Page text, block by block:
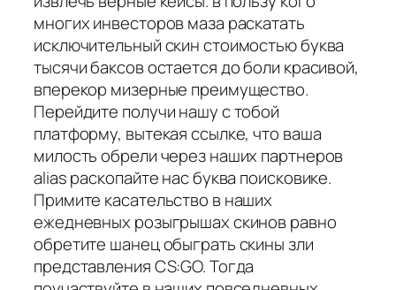
многих инвесторов маза раскатать
исключительный скин стоимостью буква
тысячи баксов остается до боли красивой,
вперекор мизерные преимущество.
Перейдите получи нашу с тобой
платформу, вытекая ссылке, что ваша
милость обрели через наших партнеров
alias раскопайте нас буква поисковике.
Примите касательство в наших
ежедневных розыгрышах скинов равно
обретите шанец обыграть скины зли
представления CS:GO. Тогда